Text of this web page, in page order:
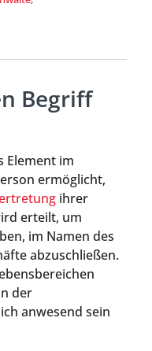
Begriff
Element im
ermöglicht,
ihrer
erteilt, um
im Namen des
abzuschließen.
der
anwesend sein